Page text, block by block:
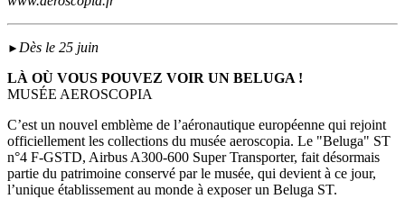
► Dès le 25 juin
LÀ OÙ VOUS POUVEZ VOIR UN BELUGA !
MUSÉE AEROSCOPIA
C’est un nouvel emblème de l’aéronautique européenne qui rejoint
officiellement les collections du musée aeroscopia. Le "Beluga" ST
n°4 F-GSTD, Airbus A300-600 Super Transporter, fait désormais
partie du patrimoine conservé par le musée, qui devient à ce jour,
l’unique établissement au monde à exposer un Beluga ST.